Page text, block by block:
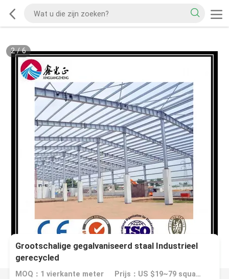
2/6
Grootschalige gegalvaniseerd staal Industrieel
gerecycled
MOQ：1 vierkante meter Prijs：US $19~79 square meter